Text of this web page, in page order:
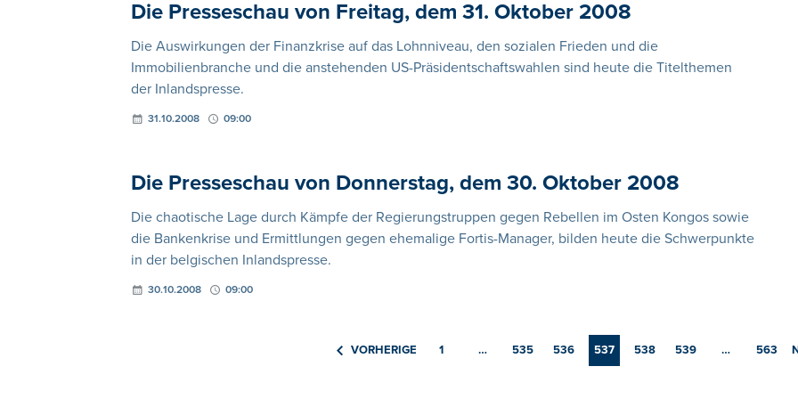
Die Presseschau von Freitag, dem 31. Oktober 2008
Die Auswirkungen der Finanzkrise auf das Lohnniveau, den sozialen Frieden und die
Immobilienbranche und die anstehenden US-Präsidentschaftswahlen sind heute die Titelthemen
der Inlandspresse.
31.10.2008 09:00
Die Presseschau von Donnerstag, dem 30. Oktober 2008
Die chaotische Lage durch Kämpfe der Regierungstruppen gegen Rebellen im Osten Kongos sowie
die Bankenkrise und Ermittlungen gegen ehemalige Fortis-Manager, bilden heute die Schwerpunkte
in der belgischen Inlandspresse.
30.10.2008 09:00
VORHERIGE 1 … 535 536 537 538 539 … 563